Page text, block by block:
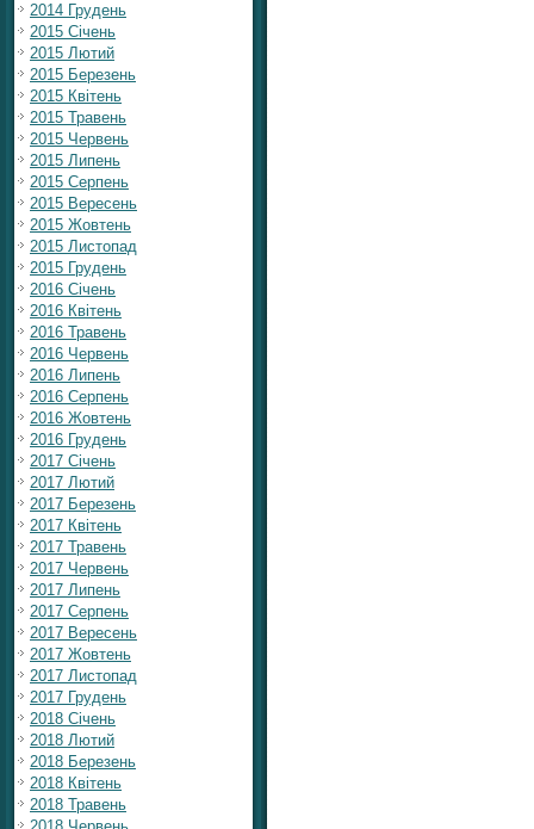
2014 Грудень
2015 Січень
2015 Лютий
2015 Березень
2015 Квітень
2015 Травень
2015 Червень
2015 Липень
2015 Серпень
2015 Вересень
2015 Жовтень
2015 Листопад
2015 Грудень
2016 Січень
2016 Квітень
2016 Травень
2016 Червень
2016 Липень
2016 Серпень
2016 Жовтень
2016 Грудень
2017 Січень
2017 Лютий
2017 Березень
2017 Квітень
2017 Травень
2017 Червень
2017 Липень
2017 Серпень
2017 Вересень
2017 Жовтень
2017 Листопад
2017 Грудень
2018 Січень
2018 Лютий
2018 Березень
2018 Квітень
2018 Травень